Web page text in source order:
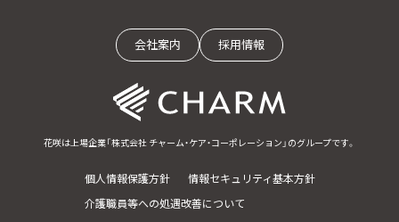
会社案内 採用情報
花咲は上場企業「株式会社 チャーム・ケア・コーポレーション」のグループです。
個人情報保護方針
情報セキュリティ基本方針
介護職員等への処遇改善について